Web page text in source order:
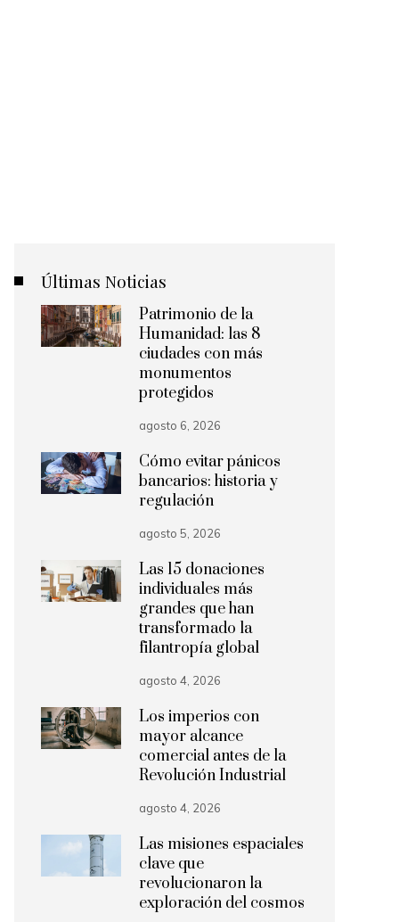
Últimas Noticias
Patrimonio de la
Humanidad: las 8
ciudades con más
monumentos
protegidos
agosto 6, 2026
Cómo evitar pánicos
bancarios: historia y
regulación
agosto 5, 2026
Las 15 donaciones
individuales más
grandes que han
transformado la
filantropía global
agosto 4, 2026
Los imperios con
mayor alcance
comercial antes de la
Revolución Industrial
agosto 4, 2026
Las misiones espaciales
clave que
revolucionaron la
exploración del cosmos